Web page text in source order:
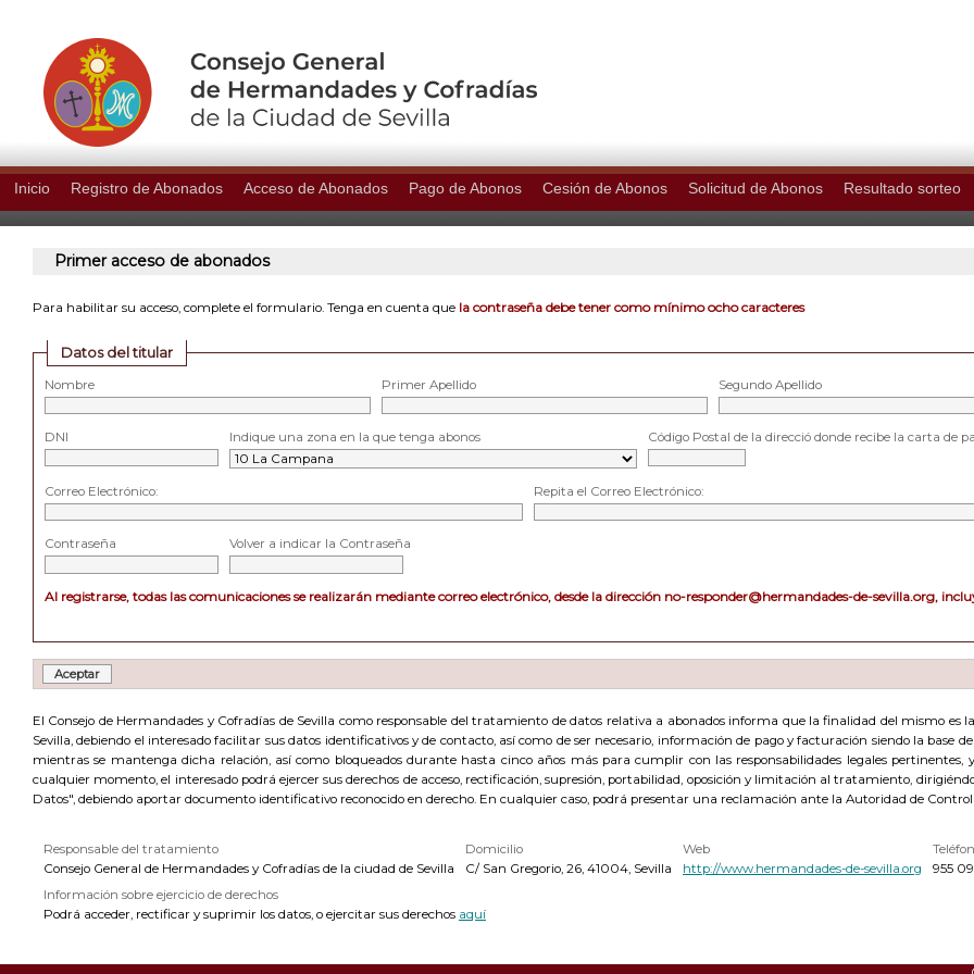
Inicio Registro de Abonados Acceso de Abonados Pago de Abonos Cesión de Abonos Solicitud de Abonos Resultado sorteo
Primer acceso de abonados
Para habilitar su acceso, complete el formulario. Tenga en cuenta que la contraseña debe tener como mínimo ocho caracteres
Datos del titular
Nombre Primer Apellido Segundo Apellido
DNI Indique una zona en la que tenga abonos Código Postal de la direcció donde recibe la carta de
Correo Electrónico: Repita el Correo Electrónico:
Contraseña Volver a indicar la Contraseña
Al registrarse, todas las comunicaciones se realizarán mediante correo electrónico, desde la dirección no-responder@hermandades-de-sevilla.org,
El Consejo de Hermandades y Cofradías de Sevilla como responsable del tratamiento de datos relativa a abonados informa que la finalidad del mismo es
Sevilla, debiendo el interesado facilitar sus datos identificativos y de contacto, así como de ser necesario, información de pago y facturación siendo la base
mientras se mantenga dicha relación, así como bloqueados durante hasta cinco años más para cumplir con las responsabilidades legales pertinentes,
cualquier momento, el interesado podrá ejercer sus derechos de acceso, rectificación, supresión, portabilidad, oposición y limitación al tratamiento,
Datos", debiendo aportar documento identificativo reconocido en derecho. En cualquier caso, podrá presentar una reclamación ante la Autoridad de
Responsable del tratamiento
Consejo General de Hermandades y Cofradías de la ciudad de Sevilla
Domicilio
C/ San Gregorio, 26, 41004, Sevilla
Web
http://www.hermandades-de-sevilla.org
955
Información sobre ejercicio de derechos
Podrá acceder, rectificar y suprimir los datos, o ejercitar sus derechos aquí